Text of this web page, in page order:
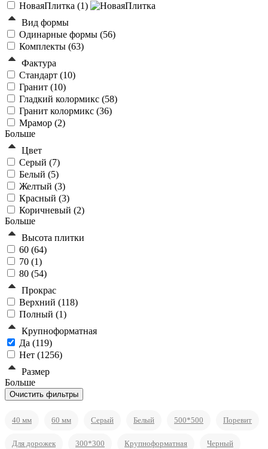
НоваяПлитка (1)
Вид формы
Одинарные формы (56)
Комплекты (63)
Фактура
Стандарт (10)
Гранит (10)
Гладкий колормикс (58)
Гранит колормикс (36)
Мрамор (2)
Больше
Цвет
Серый (7)
Белый (5)
Желтый (3)
Красный (3)
Коричневый (2)
Больше
Высота плитки
60 (64)
70 (1)
80 (54)
Прокрас
Верхний (118)
Полный (1)
Крупноформатная
Да (119)
Нет (1256)
Размер
Больше
40 мм 60 мм Серый Белый 500*500 Поревит
Для дорожек 300*300 Крупноформатная Черный